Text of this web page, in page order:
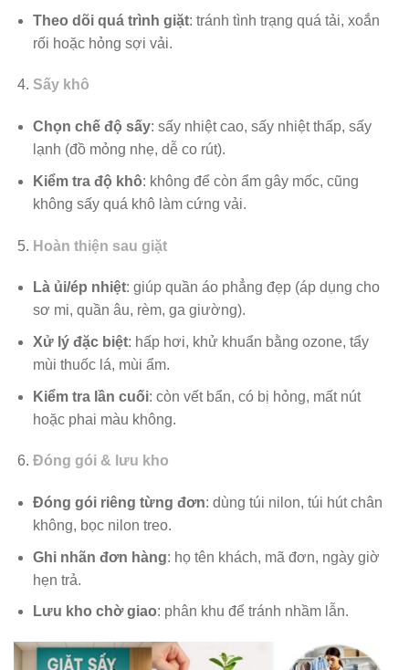
Theo dõi quá trình giặt: tránh tình trạng quá tải, xoắn
rối hoặc hỏng sợi vải.
Sấy khô
Chọn chế độ sấy: sấy nhiệt cao, sấy nhiệt thấp, sấy
lạnh (đồ mỏng nhẹ, dễ co rút).
Kiểm tra độ khô: không để còn ẩm gây mốc, cũng
không sấy quá khô làm cứng vải.
Hoàn thiện sau giặt
Là ủi/ép nhiệt: giúp quần áo phẳng đẹp (áp dụng cho
sơ mi, quần âu, rèm, ga giường).
Xử lý đặc biệt: hấp hơi, khử khuẩn bằng ozone, tẩy
mùi thuốc lá, mùi ẩm.
Kiểm tra lần cuối: còn vết bẩn, có bị hỏng, mất nút
hoặc phai màu không.
Đóng gói & lưu kho
Đóng gói riêng từng đơn: dùng túi nilon, túi hút chân
không, bọc nilon treo.
Ghi nhãn đơn hàng: họ tên khách, mã đơn, ngày giờ
hẹn trả.
Lưu kho chờ giao: phân khu để tránh nhầm lẫn.